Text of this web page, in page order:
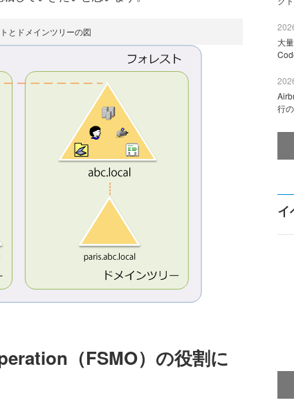
とドメインツリーの図
（FSMO）の役割に
大
行
イ